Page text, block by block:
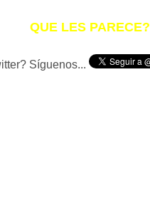
QUE LES PARECE?
Síguenos...